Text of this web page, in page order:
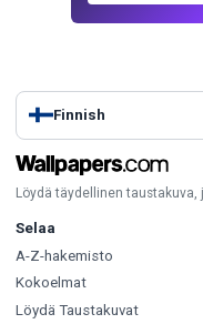
Finnish
Löydä täydellinen
Selaa
A-Z-hakemisto
Kokoelmat
Löydä Taustakuvat